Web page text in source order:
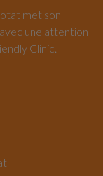
met son
une attention
Clinic.